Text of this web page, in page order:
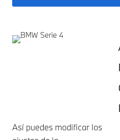
Así puedes modificar los